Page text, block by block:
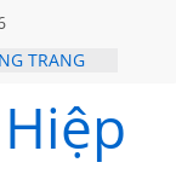
TRANG
LÃO
ĐOÀN